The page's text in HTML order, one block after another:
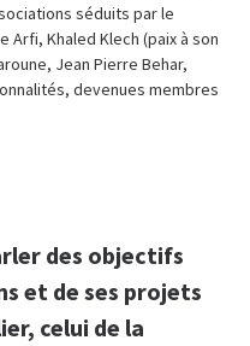
séduits par le
Arfi, Khaled Klech (paix à son
Jean Pierre Behar,
devenues membres
des objectifs
et de ses projets
celui de la